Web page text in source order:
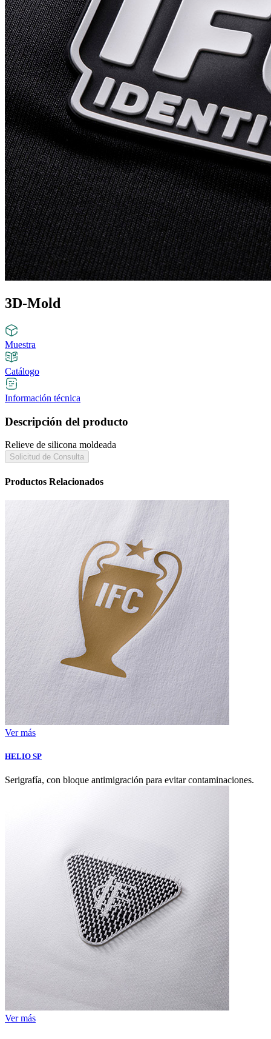
3D-Mold
Muestra
Catálogo
Información técnica
Descripción del producto
Relieve de silicona moldeada
Solicitud de Consulta
Productos Relacionados
Ver más
HELIO SP
Serigrafía, con bloque antimigración para evitar contaminaciones.
Ver más